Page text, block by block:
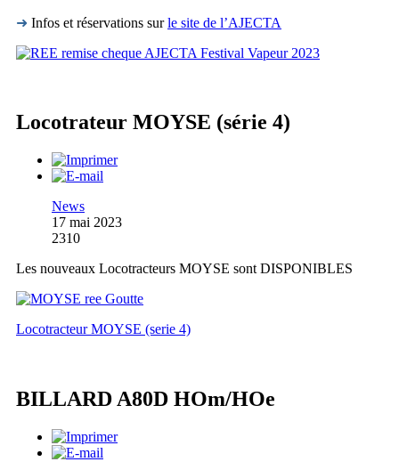
➜ Infos et réservations surle site de l’AJECTA
Locotrateur MOYSE (série 4)
News
17 mai 2023
2310
Les nouveaux Locotracteurs MOYSE sont DISPONIBLES
Locotracteur MOYSE (serie 4)
BILLARD A80D HOm/HOe